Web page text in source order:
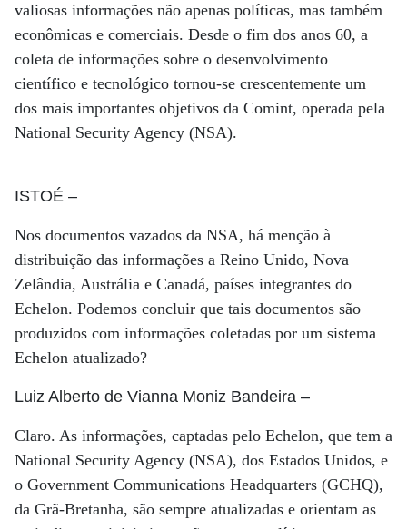
valiosas informações não apenas políticas, mas também
econômicas e comerciais. Desde o fim dos anos 60, a
coleta de informações sobre o desenvolvimento
científico e tecnológico tornou-se crescentemente um
dos mais importantes objetivos da Comint, operada pela
National Security Agency (NSA).
ISTOÉ –
Nos documentos vazados da NSA, há menção à
distribuição das informações a Reino Unido, Nova
Zelândia, Austrália e Canadá, países integrantes do
Echelon. Podemos concluir que tais documentos são
produzidos com informações coletadas por um sistema
Echelon atualizado?
Luiz Alberto de Vianna Moniz Bandeira –
Claro. As informações, captadas pelo Echelon, que tem a
National Security Agency (NSA), dos Estados Unidos, e
o Government Communications Headquarters (GCHQ),
da Grã-Bretanha, são sempre atualizadas e orientam as